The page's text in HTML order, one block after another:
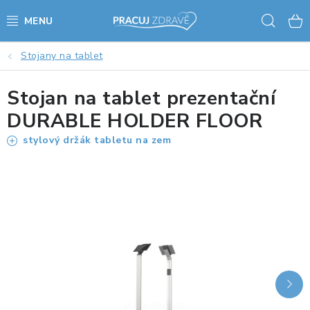
na
AKCE - SLEVY - VÝPRODEJ
STOLY A ŽIDLE
VÝŠKOVĚ NASTAVITELNÉ STOLY
Stojany na tablet
Stojan na tablet prezentační
DURABLE HOLDER FLOOR
stylový držák tabletu na zem